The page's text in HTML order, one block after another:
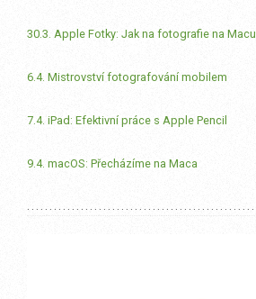
30.3. Apple Fotky: Jak na fotografie na Macu
6.4. Mistrovství fotografování mobilem
7.4. iPad: Efektivní práce s Apple Pencil
9.4. macOS: Přecházíme na Maca